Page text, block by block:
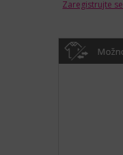
Zaregistrujte se